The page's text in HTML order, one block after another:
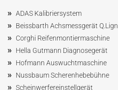
» ADAS Kalibriersystem
» Beissbarth Achsmessgerät Q.Lign
» Corghi Reifenmontiermaschine
» Hella Gutmann Diagnosegerät
» Hofmann Auswuchtmaschine
» NussbaumScherenhebebühne
» Scheinwerfereinstellgerät